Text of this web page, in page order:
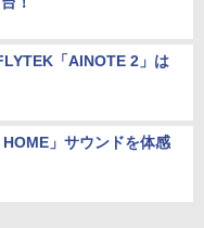
「AINOTE 2」は
」サウンドを体感